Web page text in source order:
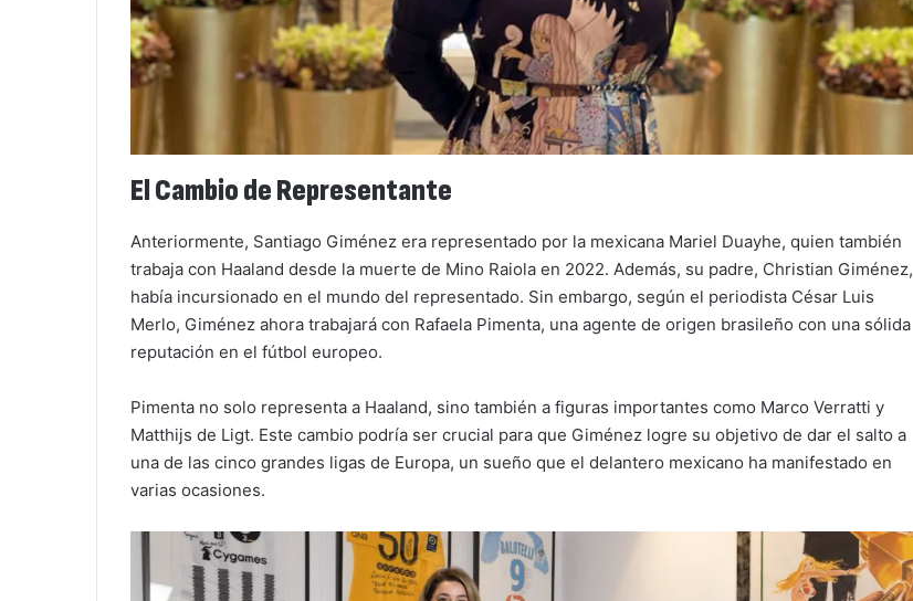
El Cambio de Representante
Anteriormente, Santiago Giménez era representado por la mexicana Mariel Duayhe, quien también
trabaja con Haaland desde la muerte de Mino Raiola en 2022. Además, su padre, Christian Giménez,
había incursionado en el mundo del representado. Sin embargo, según el periodista César Luis
Merlo, Giménez ahora trabajará con Rafaela Pimenta, una agente de origen brasileño con una sólida
reputación en el fútbol europeo.
Pimenta no solo representa a Haaland, sino también a figuras importantes como Marco Verratti y
Matthijs de Ligt. Este cambio podría ser crucial para que Giménez logre su objetivo de dar el salto a
una de las cinco grandes ligas de Europa, un sueño que el delantero mexicano ha manifestado en
varias ocasiones.